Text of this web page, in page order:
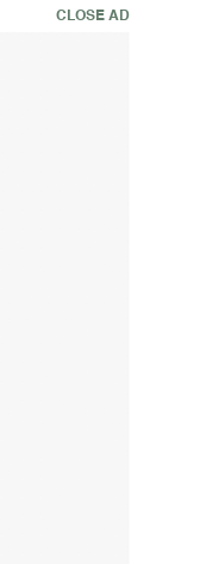
CLOSE AD